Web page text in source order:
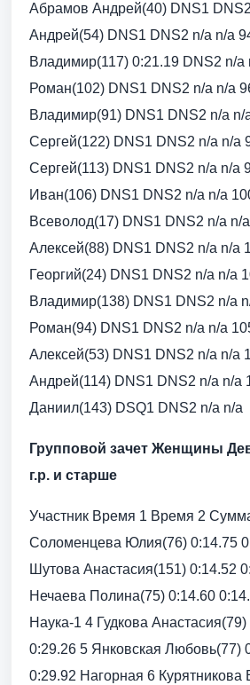
Абрамов Андрей(40) DNS1
Андрей(54) DNS1 DNS2 n/a n/a
Владимир(117) 0:21.19 DNS2 n/
Роман(102) DNS1 DNS2 n/a n/a
Владимир(91) DNS1 DNS2 n/a n/
Сергей(122) DNS1 DNS2 n/a n/a
Сергей(113) DNS1 DNS2 n/a n/a
Иван(106) DNS1 DNS2 n/a n/a
Всеволод(17) DNS1 DNS2 n/a n/
Алексей(88) DNS1 DNS2 n/a n/a
Георгий(24) DNS1 DNS2 n/a n/a
Владимир(138) DNS1 DNS2 n/a
Роман(94) DNS1 DNS2 n/a n/a
Алексей(53) DNS1 DNS2 n/a n/a
Андрей(114) DNS1 DNS2 n/a n/a
Даниил(143) DSQ1 DNS2 n/a n/a
Групповой зачет Женщины
г.р. и старше
Участник Время 1 Время 2
Соломенцева Юлия(76) 0:14.75
Шутова Анастасия(151) 0:14.52
Нечаева Полина(75) 0:14.60
Наука-1 4 Гудкова
0:29.26 5 Янковская Любовь(77)
0:29.92 Нагорная 6 Курятникова